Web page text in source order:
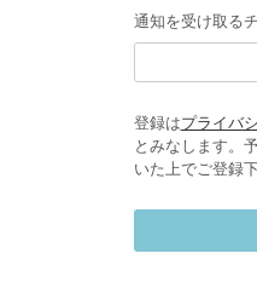
通知を受け取る
登録はプライバ
とみなします。
いた上でご登録下